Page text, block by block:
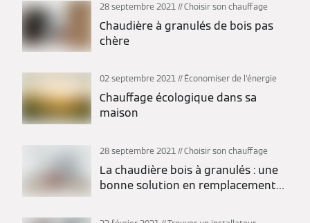
28 septembre 2021 Choisir son chauffage
Chaudière à granulés de bois pas
chère
02 septembre 2021 Économiser de l'énergie
Chauffage écologique dans sa
maison
28 septembre 2021 Choisir son chauffage
La chaudière bois à granulés : une
bonne solution en remplacement